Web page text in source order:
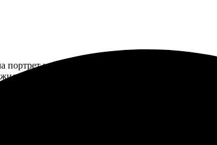
на заказ, и осталась в полном восторге!
варианты. Работа выполнена на высшем
ожидания, радуюсь результату! Рекомендую